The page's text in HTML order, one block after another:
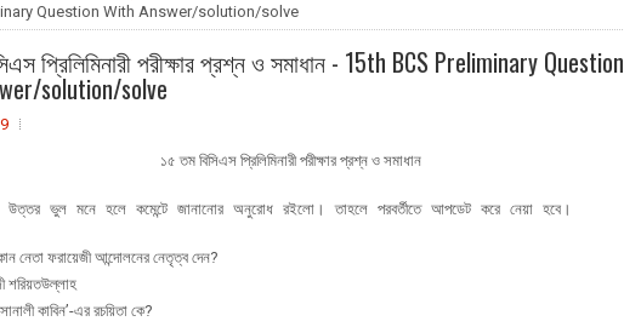
Question With Answer/solution/solve
প্রি‌লি‌মিনারী পরীক্ষার প্রশ্ন ও সমাধান - 15th BCS Preliminary Question
solution/solve
১৫ তম বিসিএস প্রি‌লি‌মিনারী পরীক্ষার প্রশ্ন ও সমাধান
উত্তর ভুল মনে হলে কমেন্টে জানানোর অনুরোধ রইলো। তাহলে পরবর্তীতে আপডেট করে নেয়া হবে।
ফরায়েজী আন্দোলনের নেতৃত্ব দেন?
কাবিন’-এর রচয়িতা কে?